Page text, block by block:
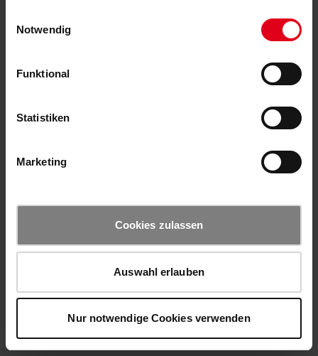
Notwendig
Funktional
Statistiken
Marketing
Cookies zulassen
Auswahl erlauben
Nur notwendige Cookies verwenden